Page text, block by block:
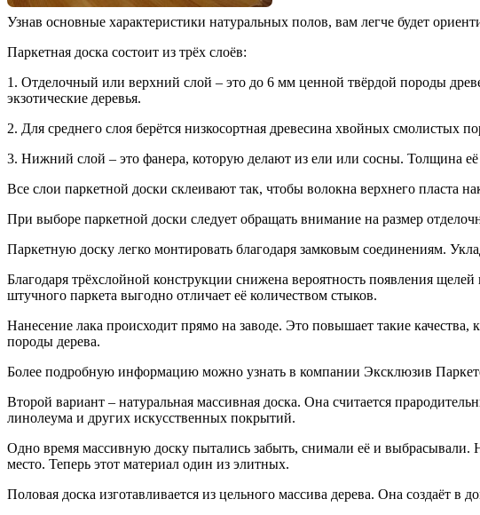
Узнав основные характеристики натуральных полов, вам легче будет
Паркетная доска состоит из трёх слоёв:
1. Отделочный или верхний слой – это до 6 мм ценной твёрдой породы
экзотические деревья.
2. Для среднего слоя берётся низкосортная древесина хвойных смолистых
3. Нижний слой – это фанера, которую делают из ели или сосны. Толщина её
Все слои паркетной доски склеивают так, чтобы волокна верхнего пласта
При выборе паркетной доски следует обращать внимание на размер
Паркетную доску легко монтировать благодаря замковым соединениям.
Благодаря трёхслойной конструкции снижена вероятность появления
штучного паркета выгодно отличает её количеством стыков.
Нанесение лака происходит прямо на заводе. Это повышает такие
породы дерева.
Более подробную информацию можно узнать в компании Эксклюзив
Второй вариант – натуральная массивная доска. Она считается
линолеума и других искусственных покрытий.
Одно время массивную доску пытались забыть, снимали её и выбрасывали.
место. Теперь этот материал один из элитных.
Половая доска изготавливается из цельного массива дерева. Она создаёт в